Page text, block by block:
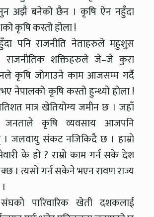
अझै बनेको छैन । कृषि ऐन नहुँदा
कृषि कस्तो होला !
पनि राजनीति नेताहरुले महुशुस
शक्तिहरुले जे–जे कुरा
कृषि जोगाउने काम आजसम्म गर्दै
नेपालको कृषि कस्तो हुन्थ्यो होला !
मात्र खेतियोग्य जमीन छ । जहाँ
जनताले कृषि व्यवसाय आजपनि
जलवायु संकट नजिकिदै छ । हाम्रो
के हो ? राम्रो काम गर्न सके देश
। त्यसो गर्न सकेने भएन रावण राज्य
संघको पारिवारिक खेती दशकलाई